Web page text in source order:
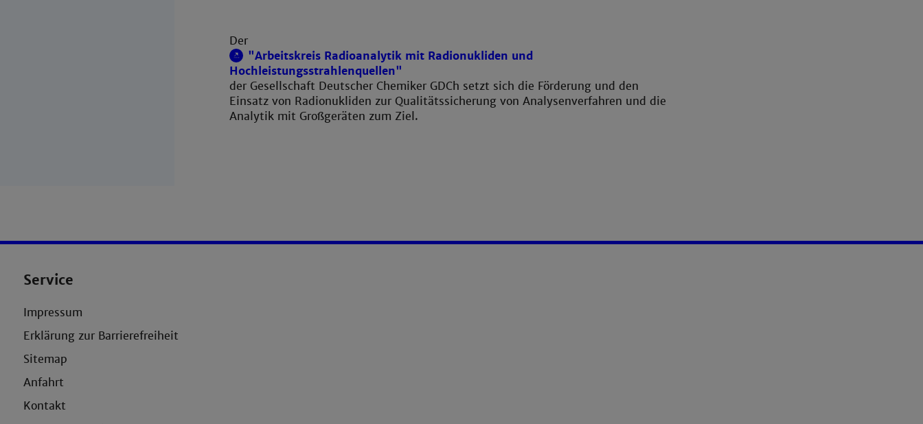
Der
"Arbeitskreis Radioanalytik mit Radionukliden und
Hochleistungsstrahlenquellen"
der Gesellschaft Deutscher Chemiker GDCh setzt sich die Förderung und den
Einsatz von Radionukliden zur Qualitätssicherung von Analysenverfahren und die
Analytik mit Großgeräten zum Ziel.
Service
Impressum
Erklärung zur Barrierefreiheit
Sitemap
Anfahrt
Kontakt